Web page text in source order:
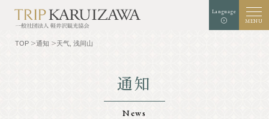
Language
MENU
黑 绿色 字符大小
TOP 通知 天气, 浅间山
通知
News